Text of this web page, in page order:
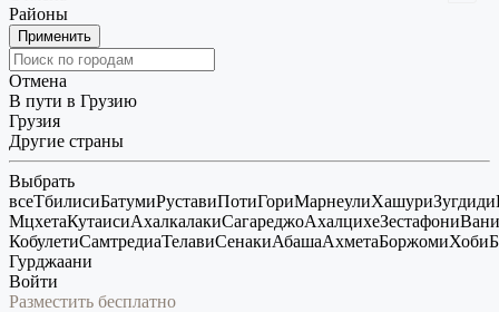
Районы
Применить
Отмена
В пути в Грузию
Грузия
Другие страны
Выбрать
всеТбилисиБатумиРуставиПотиГориМарнеулиХашуриЗугдиди
МцхетаКутаисиАхалкалакиСагареджоАхалцихеЗестафониВани
КобулетиСамтредиаТелавиСенакиАбашаАхметаБоржомиХоби
Гурджаани
Войти
Разместить бесплатно